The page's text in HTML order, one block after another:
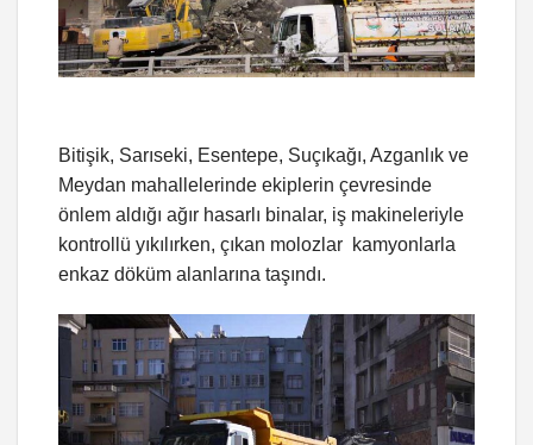
Bitişik, Sarıseki, Esentepe, Suçıkağı, Azganlık ve
Meydan mahallelerinde ekiplerin çevresinde
önlem aldığı ağır hasarlı binalar, iş makineleriyle
kontrollü yıkılırken, çıkan molozlar kamyonlarla
enkaz döküm alanlarına taşındı.